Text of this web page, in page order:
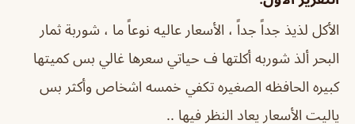
الأكل لذيذ جداً جداً ، الأسعار عاليه نوعاً ما ، شوربة ثمار
البحر ألذ شوربه أكلتها ف حياتي سعرها غالي بس كميتها
كبيره الحافظه الصغيره تكفي خمسه اشخاص وأكثر بس
ياليت الأسعار يعاد النظر فيها ..